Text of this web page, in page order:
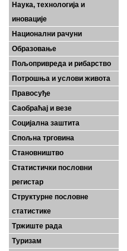
Наука, технологија и
иновације
Национални рачуни
Образовање
Пољопривреда и рибарство
Потрошња и услови живота
Правосуђе
Саобраћај и везе
Социјална заштита
Спољна трговина
Становништво
Статистички пословни
регистар
Структурне пословне
статистике
Тржиште рада
Туризам